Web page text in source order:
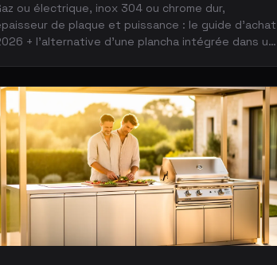
ou électrique, inox 304 ou chrome dur,
de plaque et puissance : le guide d'achat
+ l'alternative d'une plancha intégrée dans un